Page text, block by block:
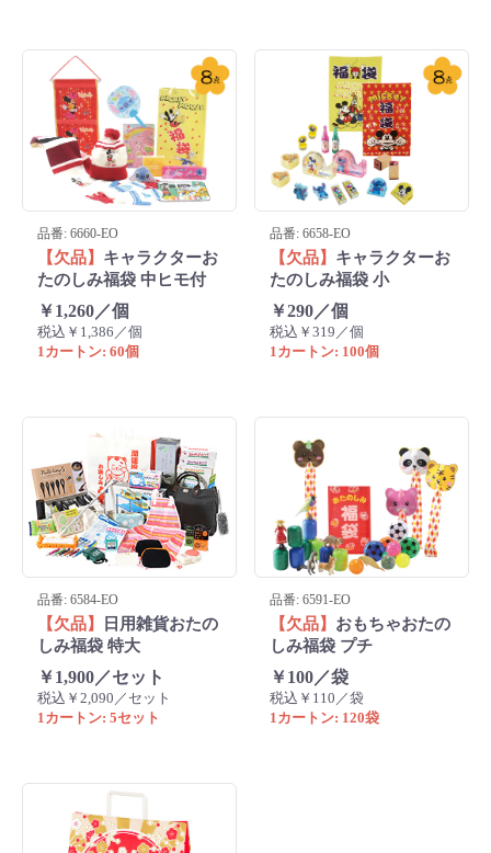
品番: 6660-EO
【欠品】 キャラクターお
たのしみ福袋 中ヒモ付
￥1,260／個
税込￥1,386／個
1カートン: 60個
品番: 6658-EO
【欠品】 キャラクターお
たのしみ福袋 小
￥290／個
税込￥319／個
1カートン: 100個
品番: 6584-EO
【欠品】
日用雑貨おたの
しみ福袋 特大
￥1,900／セット
税込￥2,090／セット
1カートン: 5セット
品番: 6591-EO
【欠品】 おもちゃおたの
しみ福袋 プチ
￥100／袋
税込￥110／袋
1カートン: 120袋